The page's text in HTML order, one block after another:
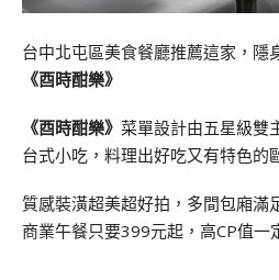
台中北屯區美食餐廳推薦這家，隱
《酉時酣樂》
《酉時酣樂》 菜單設計由五星級雙
台式小吃，料理出好吃又有特色的
質感裝潢超美超好拍，多間包廂滿
商業午餐只要399元起，高CP值一